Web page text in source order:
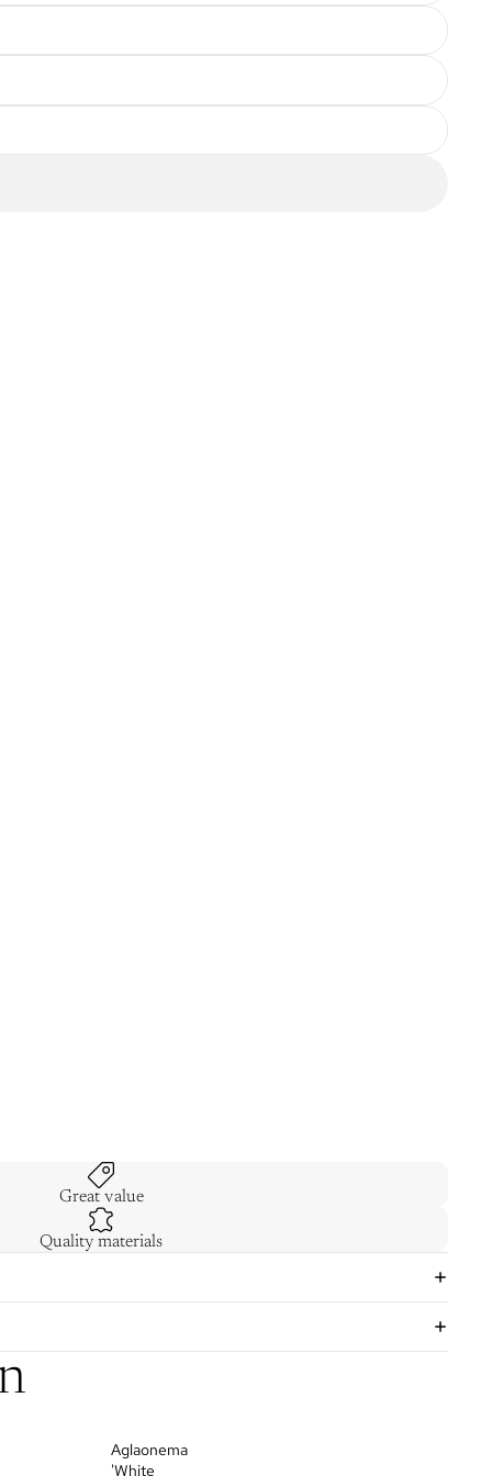
Great value
Quality materials
Aglaonema
'White